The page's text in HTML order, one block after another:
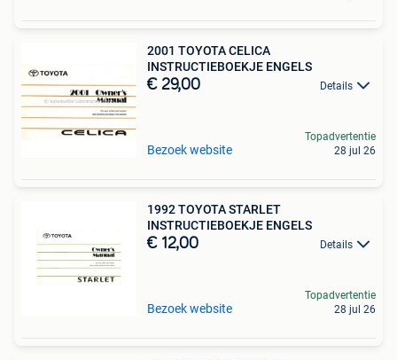
2001 TOYOTA CELICA
INSTRUCTIEBOEKJE ENGELS
€ 29,00 Details
Bezoek website
Topadvertentie
28 jul 26
1992 TOYOTA STARLET
INSTRUCTIEBOEKJE ENGELS
€ 12,00 Details
Bezoek website
Topadvertentie
28 jul 26